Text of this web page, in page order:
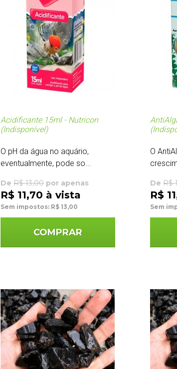
Acidificante 15ml - Nutricon
(Indisponível)
O pH da água no aquário,
eventualmente, pode so...
De R$ 13,00 por apenas
R$ 11,70 à vista
Sem impostos: R$ 13,00
COMPRAR
O
De R$
R$
Sem